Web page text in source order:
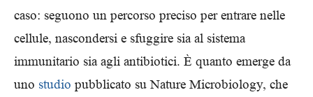
caso: seguono un percorso preciso per entrare nelle
cellule, nascondersi e sfuggire sia al sistema
immunitario sia agli antibiotici. È quanto emerge da
uno studio pubblicato su Nature Microbiology, che